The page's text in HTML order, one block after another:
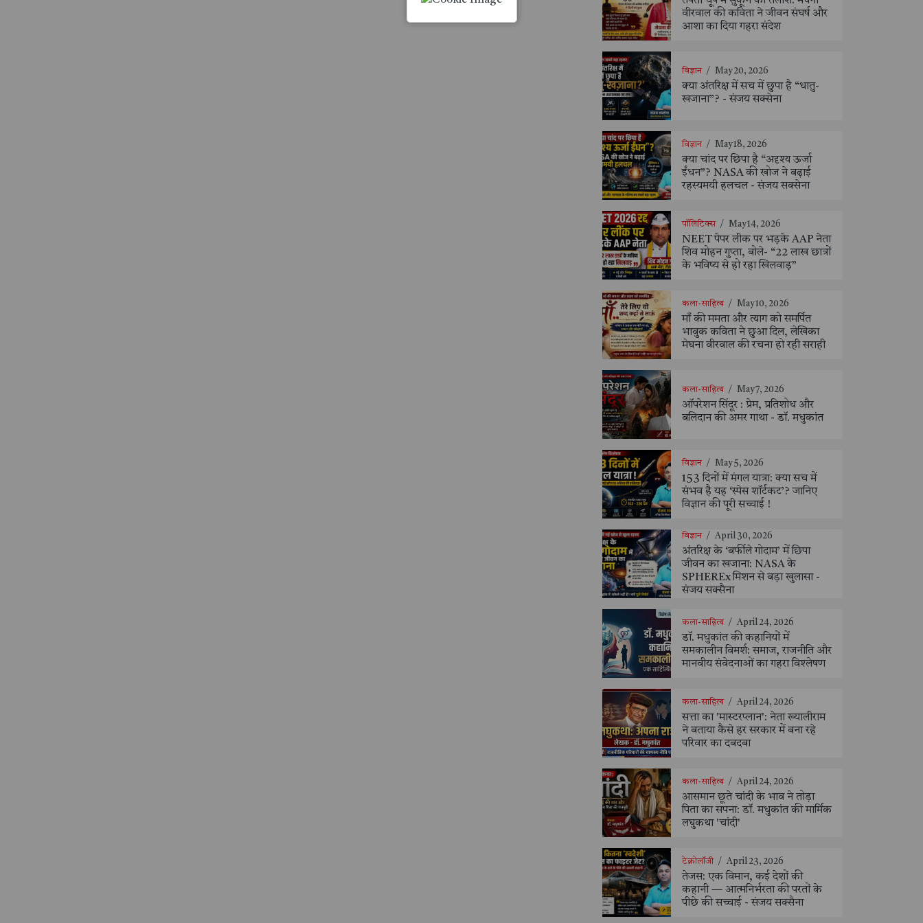
वीरवाल की कविता ने जीवन संघर्ष और
आशा का दिया गहरा संदेश
विज्ञान / May 20, 2026
क्या अंतरिक्ष में सच में छुपा है “धातु-
खजाना”? - संजय सक्सेना
विज्ञान / May 18, 2026
क्या चांद पर छिपा है “अदृश्य ऊर्जा
ईंधन”? NASA की खोज ने बढ़ाई
रहस्यमयी हलचल - संजय सक्सेना
पॉलिटिक्स / May 14, 2026
NEET पेपर लीक पर भड़के AAP नेता
शिव मोहन गुप्ता, बोले- “22 लाख छात्रों
के भविष्य से हो रहा खिलवाड़”
कला-साहित्य / May 10, 2026
माँ की ममता और त्याग को समर्पित
भावुक कविता ने छुआ दिल, लेखिका
मेघना वीरवाल की रचना हो रही सराही
कला-साहित्य / May 7, 2026
ऑपरेशन सिंदूर : प्रेम, प्रतिशोध और
बलिदान की अमर गाथा - डॉ. मधुकांत
विज्ञान / May 5, 2026
153 दिनों में मंगल यात्रा: क्या सच में
संभव है यह ‘स्पेस शॉर्टकट’? जानिए
विज्ञान की पूरी सच्चाई !
विज्ञान / April 30, 2026
अंतरिक्ष के ‘बर्फीले गोदाम’ में छिपा
जीवन का खजाना: NASA के
SPHEREx मिशन से बड़ा खुलासा -
संजय सक्सैना
कला-साहित्य / April 24, 2026
डॉ. मधुकांत की कहानियों में
समकालीन विमर्श: समाज, राजनीति और
मानवीय संवेदनाओं का गहरा विश्लेषण
कला-साहित्य / April 24, 2026
सत्ता का 'मास्टरप्लान': नेता ख्यालीराम
ने बताया कैसे हर सरकार में बना रहे
परिवार का दबदबा
कला-साहित्य / April 24, 2026
आसमान छूते चांदी के भाव ने तोड़ा
पिता का सपना: डॉ. मधुकांत की मार्मिक
लघुकथा 'चांदी'
टेक्नोलॉजी / April 23, 2026
तेजस: एक विमान, कई देशों की
कहानी — आत्मनिर्भरता की परतों के
पीछे की सच्चाई - संजय सक्सैना